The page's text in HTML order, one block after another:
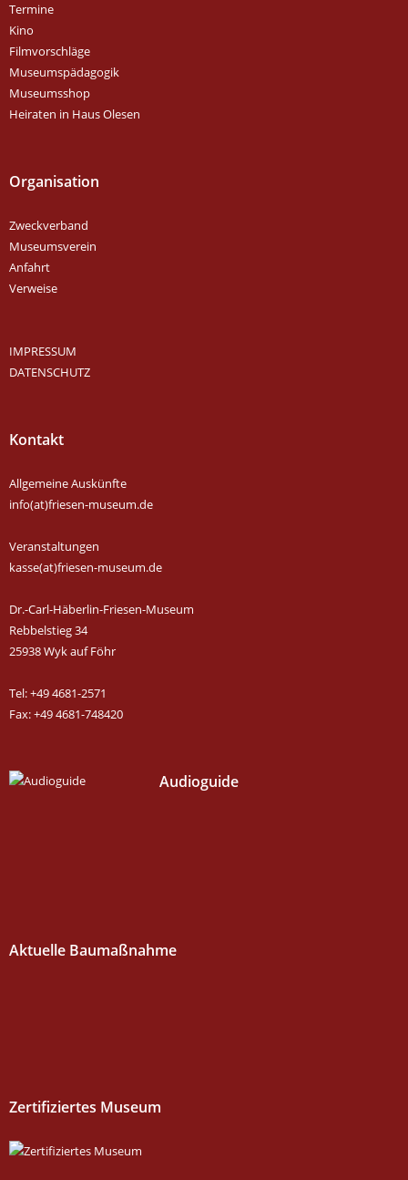
Termine
Kino
Filmvorschläge
Museumspädagogik
Museumsshop
Heiraten in Haus Olesen
Organisation
Zweckverband
Museumsverein
Anfahrt
Verweise
IMPRESSUM
DATENSCHUTZ
Kontakt
Allgemeine Auskünfte
info(at)friesen-museum.de
Veranstaltungen
kasse(at)friesen-museum.de
Dr.-Carl-Häberlin-Friesen-Museum
Rebbelstieg 34
25938 Wyk auf Föhr
Tel: +49 4681-2571
Fax: +49 4681-748420
Audioguide
Aktuelle Baumaßnahme
Zertifiziertes Museum